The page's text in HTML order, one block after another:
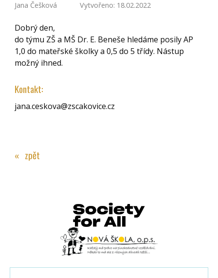
Jana Češková Vytvořeno: 18.02.2022
Dobrý den,
do týmu ZŠ a MŠ Dr. E. Beneše hledáme posily AP
1,0 do mateřské školky a 0,5 do 5 třídy. Nástup
možný ihned.
Kontakt:
jana.ceskova@zscakovice.cz
« zpět